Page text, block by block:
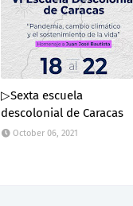
▷Sexta escuela
descolonial de Caracas
October 06, 2021